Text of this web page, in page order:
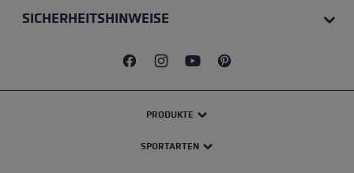
SICHERHEITSHINWEISE
PRODUKTE
SPORTARTEN